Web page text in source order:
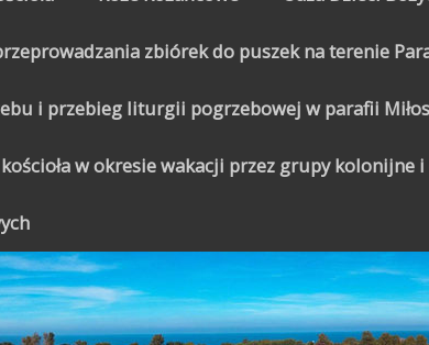
zbiórek do puszek na terenie
i przebieg liturgii pogrzebowej w parafii
w okresie wakacji przez grupy kolonijne i
WYPOCZYNEK